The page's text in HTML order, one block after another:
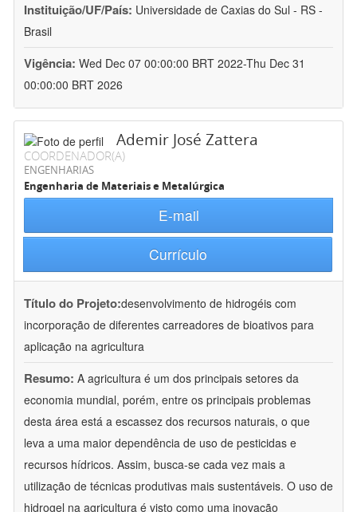
Instituição/UF/País: Universidade de Caxias do Sul - RS -
Brasil
Vigência: Wed Dec 07 00:00:00 BRT 2022-Thu Dec 31
00:00:00 BRT 2026
Ademir José Zattera
COORDENADOR(A)
ENGENHARIAS
Engenharia de Materiais e Metalúrgica
E-mail
Currículo
Título do Projeto:desenvolvimento de hidrogéis com
incorporação de diferentes carreadores de bioativos para
aplicação na agricultura
Resumo: A agricultura é um dos principais setores da
economia mundial, porém, entre os principais problemas
desta área está a escassez dos recursos naturais, o que
leva a uma maior dependência de uso de pesticidas e
recursos hídricos. Assim, busca-se cada vez mais a
utilização de técnicas produtivas mais sustentáveis. O uso de
hidrogel na agricultura é visto como uma inovação